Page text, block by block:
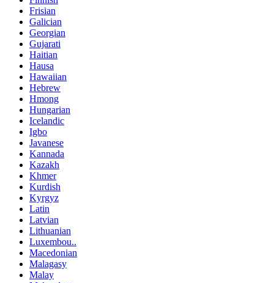
Frisian
Galician
Georgian
Gujarati
Haitian
Hausa
Hawaiian
Hebrew
Hmong
Hungarian
Icelandic
Igbo
Javanese
Kannada
Kazakh
Khmer
Kurdish
Kyrgyz
Latin
Latvian
Lithuanian
Luxembou..
Macedonian
Malagasy
Malay